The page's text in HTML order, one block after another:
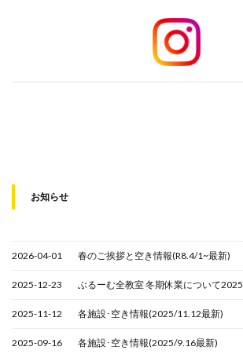
お知らせ
2026-04-01 春のご挨拶と空き情報(R8.4/1~最新)
2025-12-23 ぶるーむ全教室 冬期休業について2025
2025-11-12 各施設･空き情報(2025/11.12最新)
2025-09-16 各施設･空き情報(2025/9.16最新)